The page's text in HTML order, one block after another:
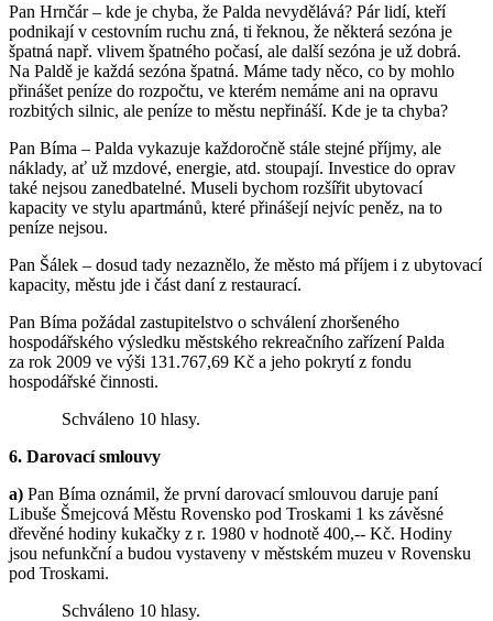
Pan Hrnčár – kde je chyba, že Palda nevydělává? Pár lidí, kteří
podnikají v cestovním ruchu zná, ti řeknou, že některá sezóna je
špatná např. vlivem špatného počasí, ale další sezóna je už dobrá.
Na Paldě je každá sezóna špatná. Máme tady něco, co by mohlo
přinášet peníze do rozpočtu, ve kterém nemáme ani na opravu
rozbitých silnic, ale peníze to městu nepřináší. Kde je ta chyba?
Pan Bíma – Palda vykazuje každoročně stále stejné příjmy, ale
náklady, ať už mzdové, energie, atd. stoupají. Investice do oprav
také nejsou zanedbatelné. Museli bychom rozšířit ubytovací
kapacity ve stylu apartmánů, které přinášejí nejvíc peněz, na to
peníze nejsou.
Pan Šálek – dosud tady nezaznělo, že město má příjem i z ubytovací
kapacity, městu jde i část daní z restaurací.
Pan Bíma požádal zastupitelstvo o schválení zhoršeného
hospodářského výsledku městského rekreačního zařízení Palda
za rok 2009 ve výši 131.767,69 Kč a jeho pokrytí z fondu
hospodářské činnosti.
Schváleno 10 hlasy.
6. Darovací smlouvy
a) Pan Bíma oznámil, že první darovací smlouvou daruje paní
Libuše Šmejcová Městu Rovensko pod Troskami 1 ks závěsné
dřevěné hodiny kukačky z r. 1980 v hodnotě 400,-- Kč. Hodiny
jsou nefunkční a budou vystaveny v městském muzeu v Rovensku
pod Troskami.
Schváleno 10 hlasy.